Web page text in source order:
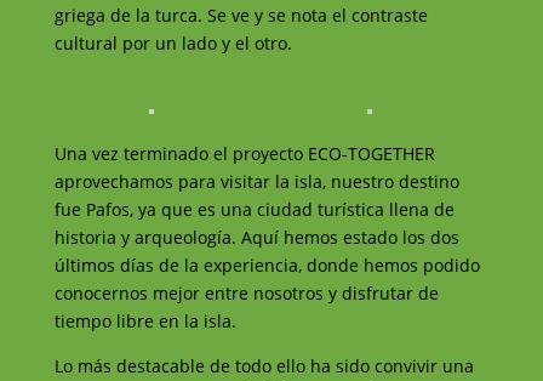
griega de la turca. Se ve y se nota el contraste
cultural por un lado y el otro.
Una vez terminado el proyecto ECO-TOGETHER
aprovechamos para visitar la isla, nuestro destino
fue Pafos, ya que es una ciudad turística llena de
historia y arqueología. Aquí hemos estado los dos
últimos días de la experiencia, donde hemos podido
conocernos mejor entre nosotros y disfrutar de
tiempo libre en la isla.
Lo más destacable de todo ello ha sido convivir una